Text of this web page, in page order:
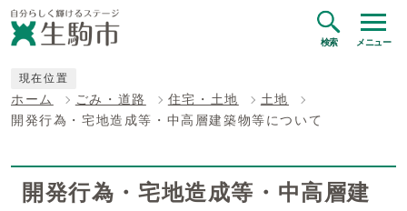
検索 メニュー
現在位置
ホーム ごみ・道路 住宅・土地
土地
開発行為・宅地造成等・中高層建築物等について
開発行為・宅地造成等・中高層建